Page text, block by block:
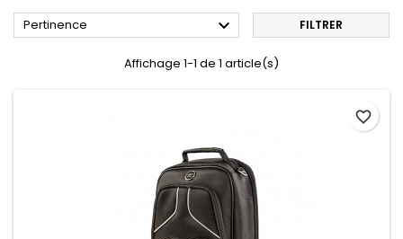
Pertinence  FILTRER
Affichage 1-1 de 1 article(s)
favorite_border